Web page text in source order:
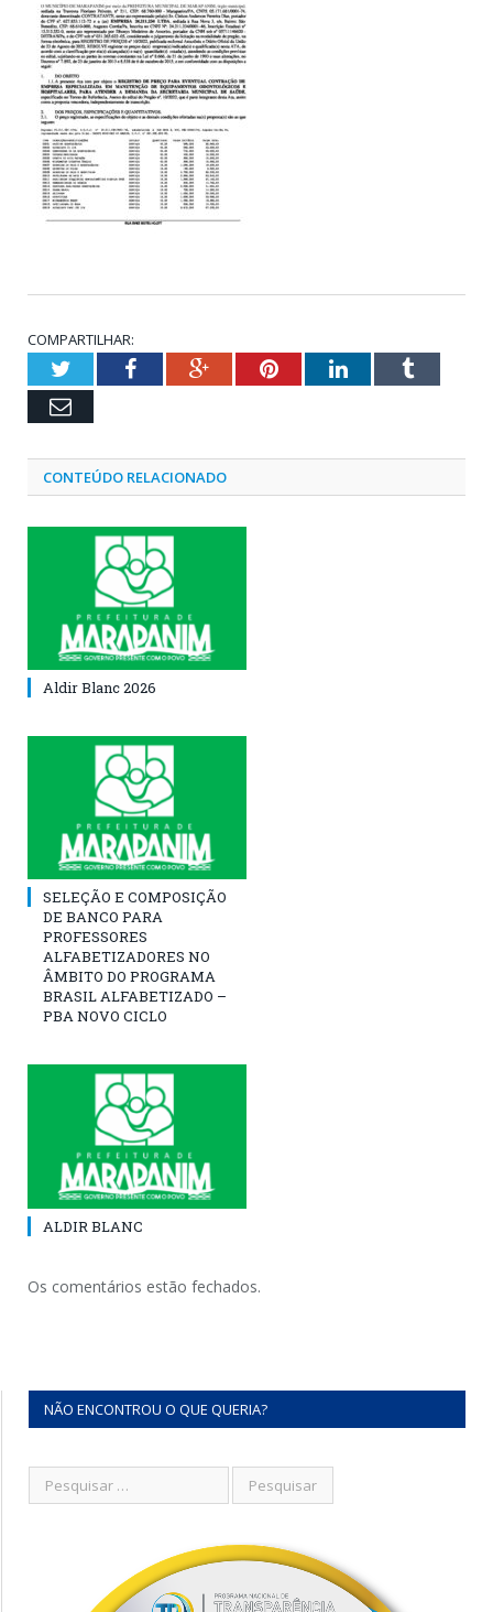
COMPARTILHAR:
TwitterFacebookGoogle+PinterestLinkedInTumblr
Email
CONTEÚDO RELACIONADO
Aldir Blanc 2026
SELEÇÃO E COMPOSIÇÃO
DE BANCO PARA
PROFESSORES
ALFABETIZADORES NO
ÂMBITO DO PROGRAMA
BRASIL ALFABETIZADO –
PBA NOVO CICLO
ALDIR BLANC
Os comentários estão fechados.
NÃO ENCONTROU O QUE QUERIA?